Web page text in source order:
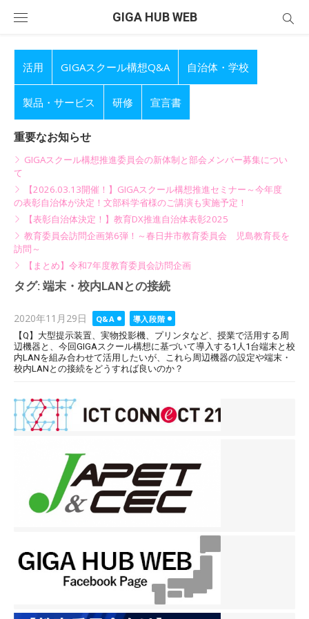
GIGA HUB WEB
活用 GIGAスクール構想Q&A 自治体・学校
製品・サービス 研修 宣言書
重要なお知らせ
GIGAスクール構想推進委員会の新体制と部会メンバー募集につい
て
【2026.03.13開催！】GIGAスクール構想推進セミナー～今年度
の表彰自治体が決定！文部科学省様のご講演も実施予定！
【表彰自治体決定！】教育DX推進自治体表彰2025
教育委員会訪問企画第6弾！～春日井市教育委員会 児島教育長を
訪問～
【まとめ】令和7年度教育委員会訪問企画
タグ: 端末・校内LANとの接続
Posted
on
2020年11月29日 Q&A
導入段階
【Q】大型提示装置、実物投影機、プリンタなど、授業で活用する周
辺機器と、今回GIGAスクール構想に基づいて導入する1人1台端末と校
内LANを組み合わせて活用したいが、これら周辺機器の設定や端末・
校内LANとの接続をどうすれば良いのか？